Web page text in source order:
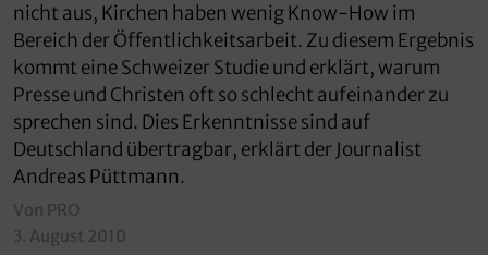
nicht aus, Kirchen haben wenig Know-How im
Bereich der Öffentlichkeitsarbeit. Zu diesem Ergebnis
kommt eine Schweizer Studie und erklärt, warum
Presse und Christen oft so schlecht aufeinander zu
sprechen sind. Dies Erkenntnisse sind auf
Deutschland übertragbar, erklärt der Journalist
Andreas Püttmann.
Von PRO
3. August 2010